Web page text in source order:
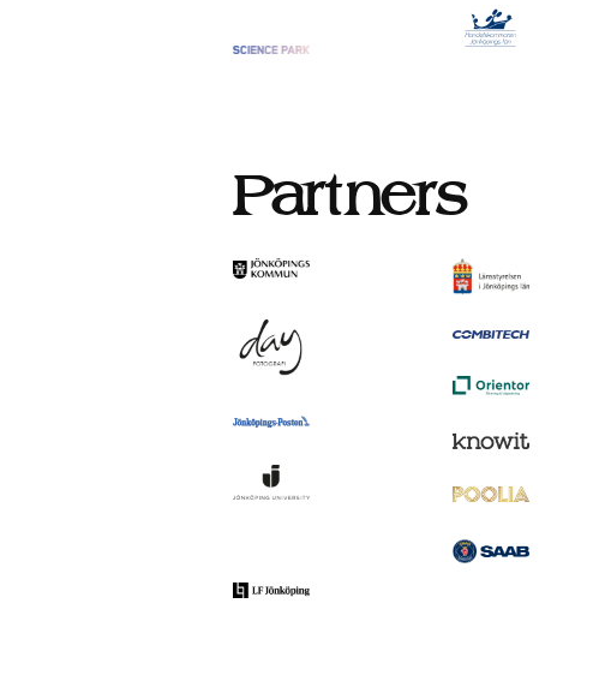
Partners